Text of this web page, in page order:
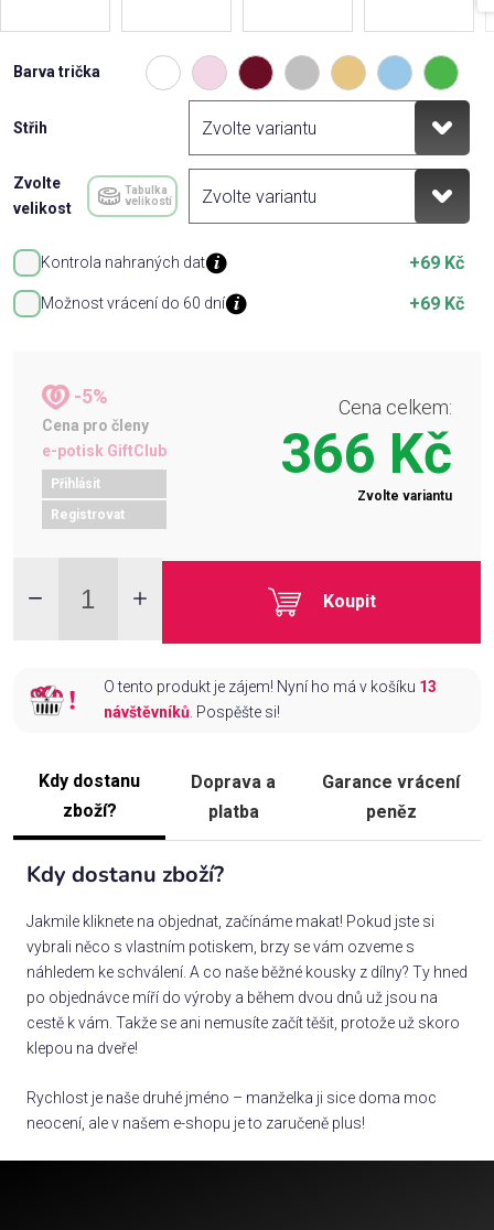
Barva trička
Střih
Zvolte
velikost
Tabulka
velikostí
Kontrola nahraných dat +69 Kč
Možnost vrácení do 60 dní +69 Kč
-5%
Cena pro členy
e-potisk GiftClub
Přihlásit
Registrovat
Cena celkem:
366 Kč
Zvolte variantu
Koupit
O tento produkt je zájem! Nyní ho má v košíku 13
návštěvníků. Pospěšte si!
Kdy dostanu
zboží?
Doprava a
platba
Garance vrácení
peněz
Kdy dostanu zboží?
Jakmile kliknete na objednat, začínáme makat! Pokud jste si
vybrali něco s vlastním potiskem, brzy se vám ozveme s
náhledem ke schválení. A co naše běžné kousky z dílny? Ty hned
po objednávce míří do výroby a během dvou dnů už jsou na
cestě k vám. Takže se ani nemusíte začít těšit, protože už skoro
klepou na dveře!
Rychlost je naše druhé jméno – manželka ji sice doma moc
neocení, ale v našem e-shopu je to zaručeně plus!